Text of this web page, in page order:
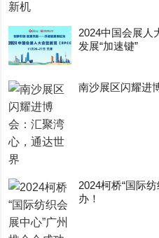
2024中国会展人
发展“加速键”
南沙展区闪耀进
2024柯桥“国际
办！